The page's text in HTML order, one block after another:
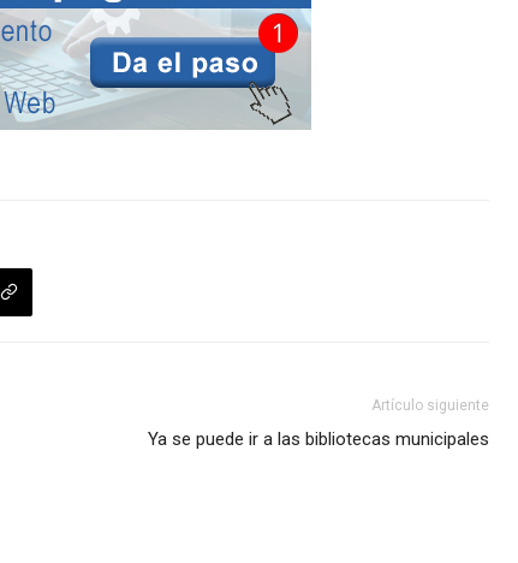
Artículo siguiente
Ya se puede ir a las bibliotecas municipales